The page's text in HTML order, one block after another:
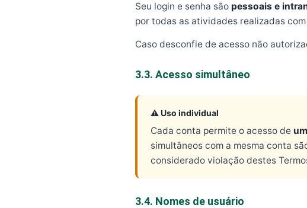
Seu login e senha são pessoais e
por todas as atividades realizadas com
Caso desconfie de acesso não
3.3. Acesso simultâneo
⚠️ Uso individual
Cada conta permite o acesso de
simultâneos com a mesma conta
considerado violação destes
3.4. Nomes de usuário